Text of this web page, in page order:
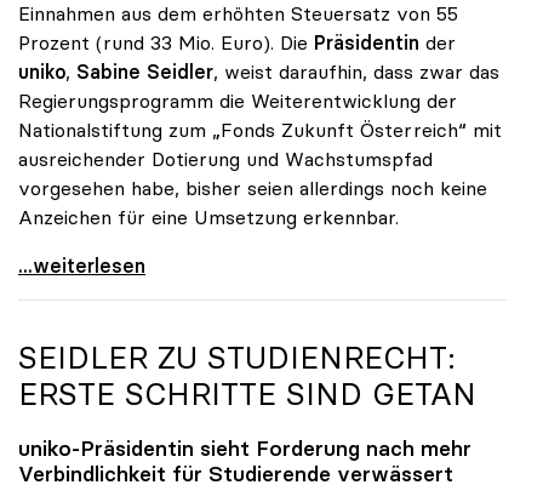
Einnahmen aus dem erhöhten Steuersatz von 55
Prozent (rund 33 Mio. Euro). Die Präsidentin der
uniko, Sabine Seidler, weist daraufhin, dass zwar das
Regierungsprogramm die Weiterentwicklung der
Nationalstiftung zum „Fonds Zukunft Österreich“ mit
ausreichender Dotierung und Wachstumspfad
vorgesehen habe, bisher seien allerdings noch keine
Anzeichen für eine Umsetzung erkennbar.
uniko unterstützt Petition zu Dotierung des „Fonds
...weiterlesen
SEIDLER ZU STUDIENRECHT:
ERSTE SCHRITTE SIND GETAN
uniko-Präsidentin sieht Forderung nach mehr
Verbindlichkeit für Studierende verwässert